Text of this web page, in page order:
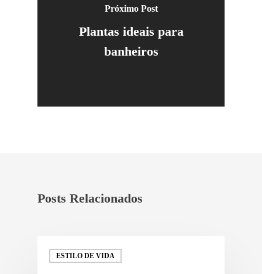
Próximo Post
Plantas ideais para
banheiros
Posts Relacionados
ESTILO DE VIDA